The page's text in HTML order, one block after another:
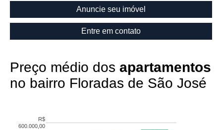
Anuncie seu imóvel
Entre em contato
Preço médio dos apartamentos
no bairro Floradas de São José
R$
600.000,00